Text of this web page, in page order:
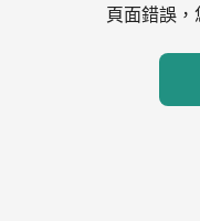
頁面錯誤